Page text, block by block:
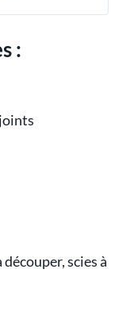
:
découper, scies à